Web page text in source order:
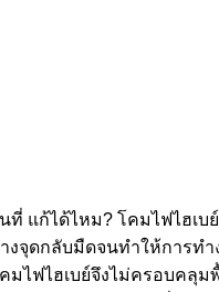
ที่ แก้ได้ไหม? โคมไฟไฮเ
งจุดกลับมืดจนทำให้การ
ไฟไฮเบย์จึงไม่ครอบคลุม